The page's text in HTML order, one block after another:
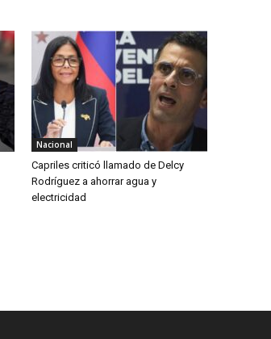
Nacional
Capriles criticó llamado de Delcy
Rodríguez a ahorrar agua y
electricidad